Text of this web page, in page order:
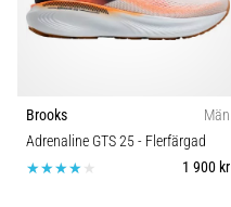
Brooks
Män
Adrenaline GTS 25- Flerfärgad
1 900 kr